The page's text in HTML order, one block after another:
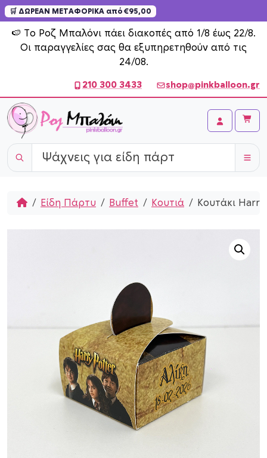
🛒 ΔΩΡΕΑΝ ΜΕΤΑΦΟΡΙΚΑ από €95,00
🍉 Το Ροζ Μπαλόνι πάει διακοπές από 1/8 έως 22/8.
Οι παραγγελίες σας θα εξυπηρετηθούν από τις
24/08.
Skip to content
210 300 3433 shop@pinkballoon.gr
Account
Cart
HomeΕίδη Πάρτυ Buffet Κουτιά Κουτάκι